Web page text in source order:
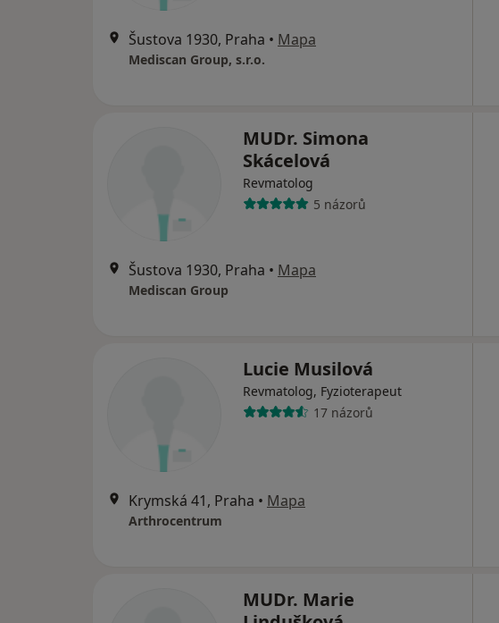
Šustova 1930, Praha • Mapa
Mediscan Group, s.r.o.
MUDr. Simona
Skácelová
Revmatolog
5 názorů
Šustova 1930, Praha • Mapa
Mediscan Group
Lucie Musilová
Revmatolog, Fyzioterapeut
17 názorů
Krymská 41, Praha • Mapa
Arthrocentrum
MUDr. Marie